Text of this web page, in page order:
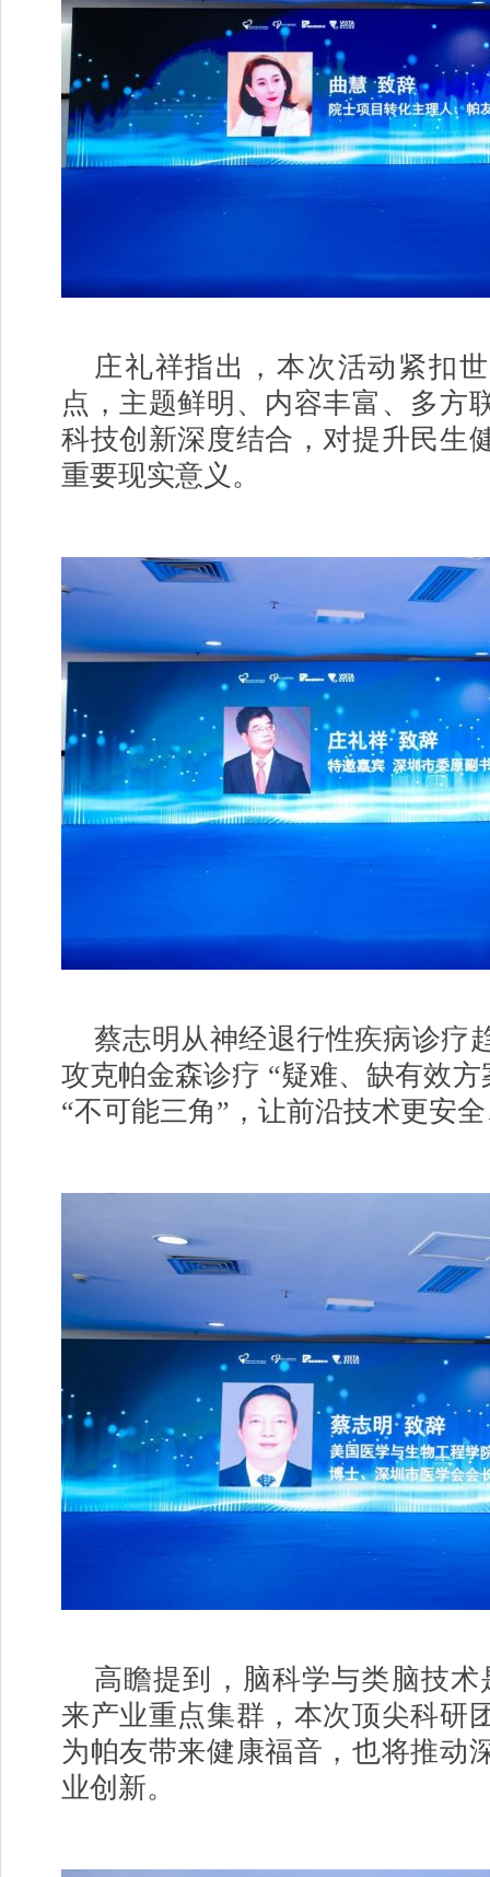
庄礼祥指出，本次活动紧扣
点，主题鲜明、内容丰富、多方
科技创新深度结合，对提升民生
重要现实意义。
蔡志明从神经退行性疾病诊疗
攻克帕金森诊疗 “疑难、缺有效
“不可能三角”，让前沿技术更安
高瞻提到，脑科学与类脑技术
来产业重点集群，本次顶尖科研
为帕友带来健康福音，也将推动
业创新。